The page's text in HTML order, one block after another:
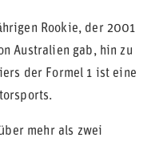
Rookie, der 2001
Australien gab, hin zu
der Formel 1 ist eine
mehr als zwei